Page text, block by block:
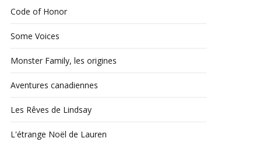
Code of Honor
Some Voices
Monster Family, les origines
Aventures canadiennes
Les Rêves de Lindsay
L'étrange Noël de Lauren